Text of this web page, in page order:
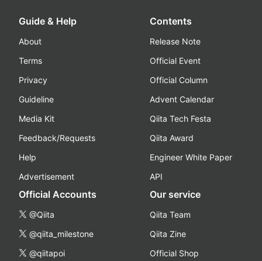
Guide & Help
About
Terms
Privacy
Guideline
Media Kit
Feedback/Requests
Help
Advertisement
Contents
Release Note
Official Event
Official Column
Advent Calendar
Qiita Tech Festa
Qiita Award
Engineer White Paper
API
Official Accounts
@Qiita
@qiita_milestone
@qiitapoi
Our service
Qiita Team
Qiita Zine
Official Shop